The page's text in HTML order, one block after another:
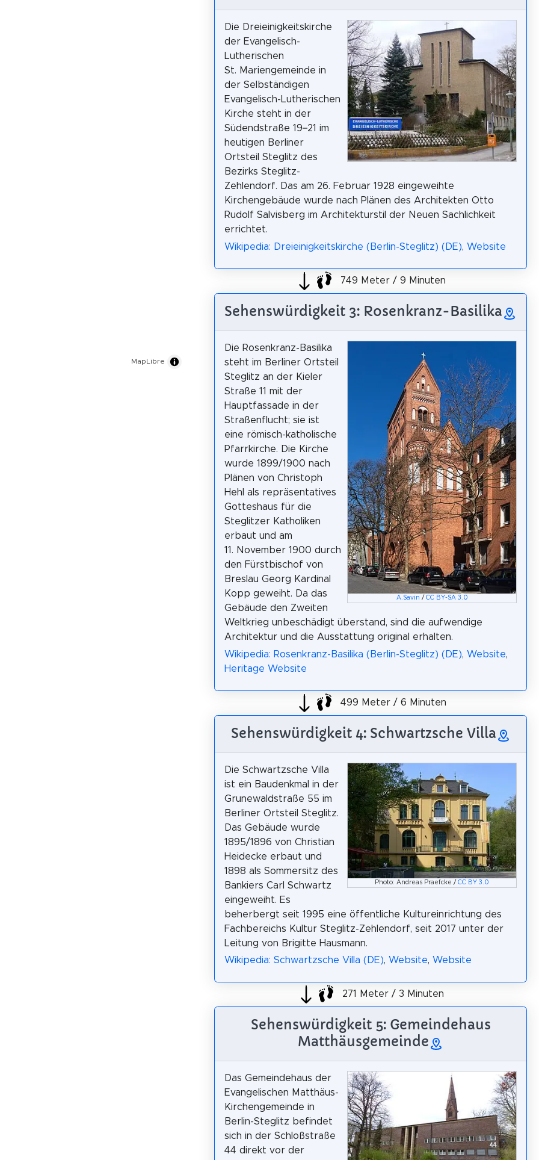
MapLibre
Die Dreieinigkeitskirche
der Evangelisch-
Lutherischen
St. Mariengemeinde in
der Selbständigen
Evangelisch-Lutherischen
Kirche steht in der
Südendstraße 19–21 im
heutigen Berliner
Ortsteil Steglitz des
Bezirks Steglitz-
Zehlendorf. Das am 26. Februar 1928 eingeweihte
Kirchengebäude wurde nach Plänen des Architekten Otto
Rudolf Salvisberg im Architekturstil der Neuen Sachlichkeit
errichtet.
Wikipedia: Dreieinigkeitskirche (Berlin-Steglitz) (DE), Website
749 Meter / 9 Minuten
Sehenswürdigkeit 3: Rosenkranz-Basilika
A.Savin / CC BY-SA 3.0
Die Rosenkranz-Basilika
steht im Berliner Ortsteil
Steglitz an der Kieler
Straße 11 mit der
Hauptfassade in der
Straßenflucht; sie ist
eine römisch-katholische
Pfarrkirche. Die Kirche
wurde 1899/1900 nach
Plänen von Christoph
Hehl als repräsentatives
Gotteshaus für die
Steglitzer Katholiken
erbaut und am
11. November 1900 durch
den Fürstbischof von
Breslau Georg Kardinal
Kopp geweiht. Da das
Gebäude den Zweiten
Weltkrieg unbeschädigt überstand, sind die aufwendige
Architektur und die Ausstattung original erhalten.
Wikipedia: Rosenkranz-Basilika (Berlin-Steglitz) (DE), Website,
Heritage Website
499 Meter / 6 Minuten
Sehenswürdigkeit 4: Schwartzsche Villa
Photo: Andreas Praefcke /CC BY 3.0
Die Schwartzsche Villa
ist ein Baudenkmal in der
Grunewaldstraße 55 im
Berliner Ortsteil Steglitz.
Das Gebäude wurde
1895/1896 von Christian
Heidecke erbaut und
1898 als Sommersitz des
Bankiers Carl Schwartz
eingeweiht. Es
beherbergt seit 1995 eine öffentliche Kultureinrichtung des
Fachbereichs Kultur Steglitz-Zehlendorf, seit 2017 unter der
Leitung von Brigitte Hausmann.
Wikipedia: Schwartzsche Villa (DE), Website, Website
271 Meter / 3 Minuten
Sehenswürdigkeit 5: Gemeindehaus
Matthäusgemeinde
Das Gemeindehaus der
Evangelischen Matthäus-
Kirchengemeinde in
Berlin-Steglitz befindet
sich in der Schloßstraße
44 direkt vor der